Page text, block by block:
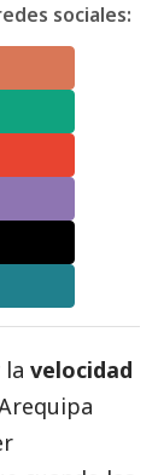
sociales:
la velocidad